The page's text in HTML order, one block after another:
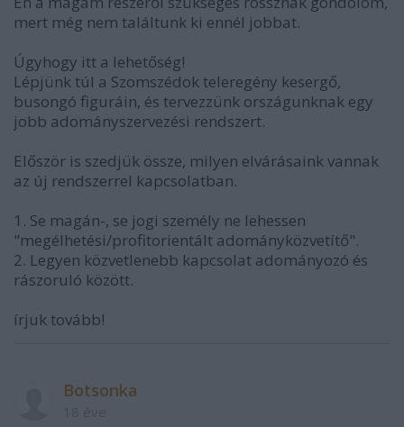
mert még nem találtunk ki ennél jobbat.
Úgyhogy itt a lehetőség!
Lépjünk túl a Szomszédok teleregény kesergő,
busongó figuráin, és tervezzünk országunknak egy
jobb adományszervezési rendszert.
Először is szedjük össze, milyen elvárásaink vannak
az új rendszerrel kapcsolatban.
1. Se magán-, se jogi személy ne lehessen
"megélhetési/profitorientált adományközvetítő".
2. Legyen közvetlenebb kapcsolat adományozó és
rászoruló között.
írjuk tovább!
Botsonka